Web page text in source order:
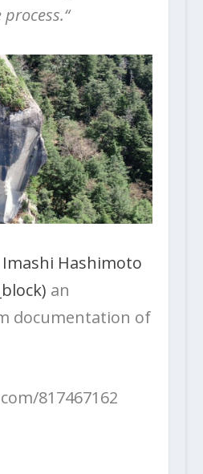
Imashi Hashimoto
an
documentation of
817467162